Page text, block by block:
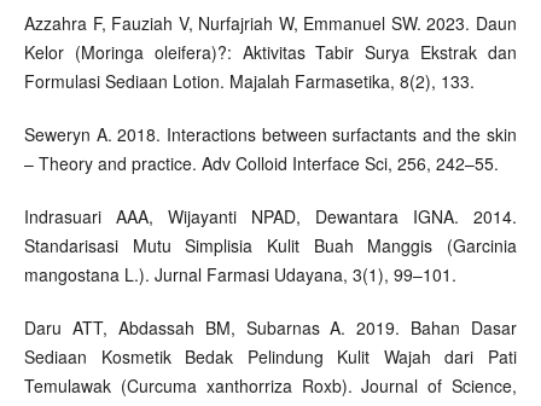
Azzahra F, Fauziah V, Nurfajriah W, Emmanuel SW. 2023. Daun
Kelor (Moringa oleifera)?: Aktivitas Tabir Surya Ekstrak dan
Formulasi Sediaan Lotion. Majalah Farmasetika, 8(2), 133.
Seweryn A. 2018. Interactions between surfactants and the skin
– Theory and practice. Adv Colloid Interface Sci, 256, 242–55.
Indrasuari AAA, Wijayanti NPAD, Dewantara IGNA. 2014.
Standarisasi Mutu Simplisia Kulit Buah Manggis (Garcinia
mangostana L.). Jurnal Farmasi Udayana, 3(1), 99–101.
Daru ATT, Abdassah BM, Subarnas A. 2019. Bahan Dasar
Sediaan Kosmetik Bedak Pelindung Kulit Wajah dari Pati
Temulawak (Curcuma xanthorriza Roxb). Journal of Science,